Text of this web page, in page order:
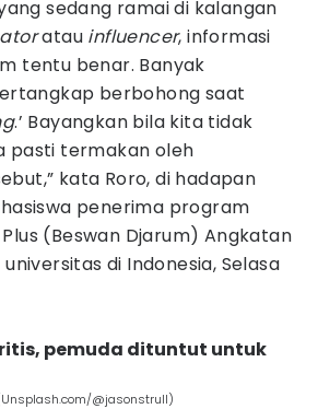
sedang ramai di kalangan
atau influencer, informasi
tentu benar. Banyak
berbohong saat
.’ Bayangkan bila kita tidak
pasti termakan oleh
kata Roro, di hadapan
penerima program
(Beswan Djarum) Angkatan
di Indonesia, Selasa
pemuda dituntut untuk
@jasonstrull)